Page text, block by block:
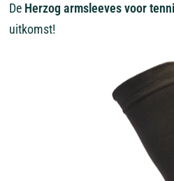
De Herzog armsleeves voor
uitkomst!